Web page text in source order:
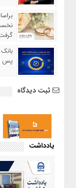
پس
ثبت دیدگاه
یادداشت